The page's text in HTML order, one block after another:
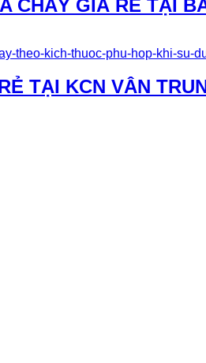
CHÁY GIÁ RẺ TẠI
TẠI KCN VÂN